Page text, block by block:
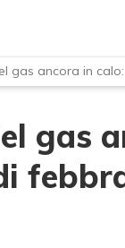
gas ancora in
gas